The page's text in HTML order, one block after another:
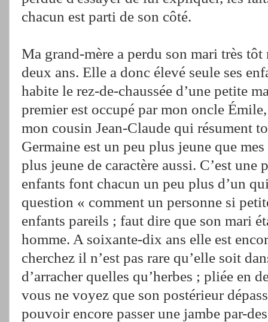
chacun est parti de son côté.
Ma grand-mère a perdu son mari très tôt
deux ans. Elle a donc élevé seule ses
habite le rez-de-chaussée d’une petite
premier est occupé par mon oncle
mon cousin Jean-Claude qui résument
Germaine est un peu plus jeune que
plus jeune de caractère aussi. C’est une
enfants font chacun un peu plus d’un
question « comment un personne si
enfants pareils ; faut dire que son mari
homme. A soixante-dix ans elle est
cherchez il n’est pas rare qu’elle soit
d’arracher quelles qu’herbes ; pliée en
vous ne voyez que son postérieur
pouvoir encore passer une jambe par-